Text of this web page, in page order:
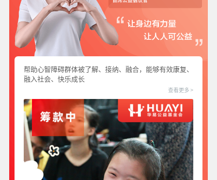
帮助心智障碍群体被了解、接纳、融合，能够有效康复、
融入社会、快乐成长
查看更多 >